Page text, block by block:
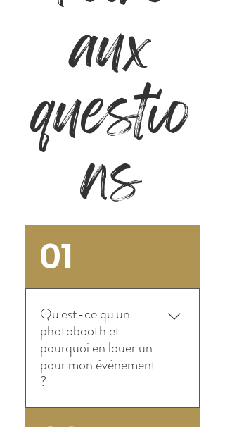
aux
questio
ns
01
Qu'est-ce qu'un
photobooth et
pourquoi en louer un
pour mon événement
?